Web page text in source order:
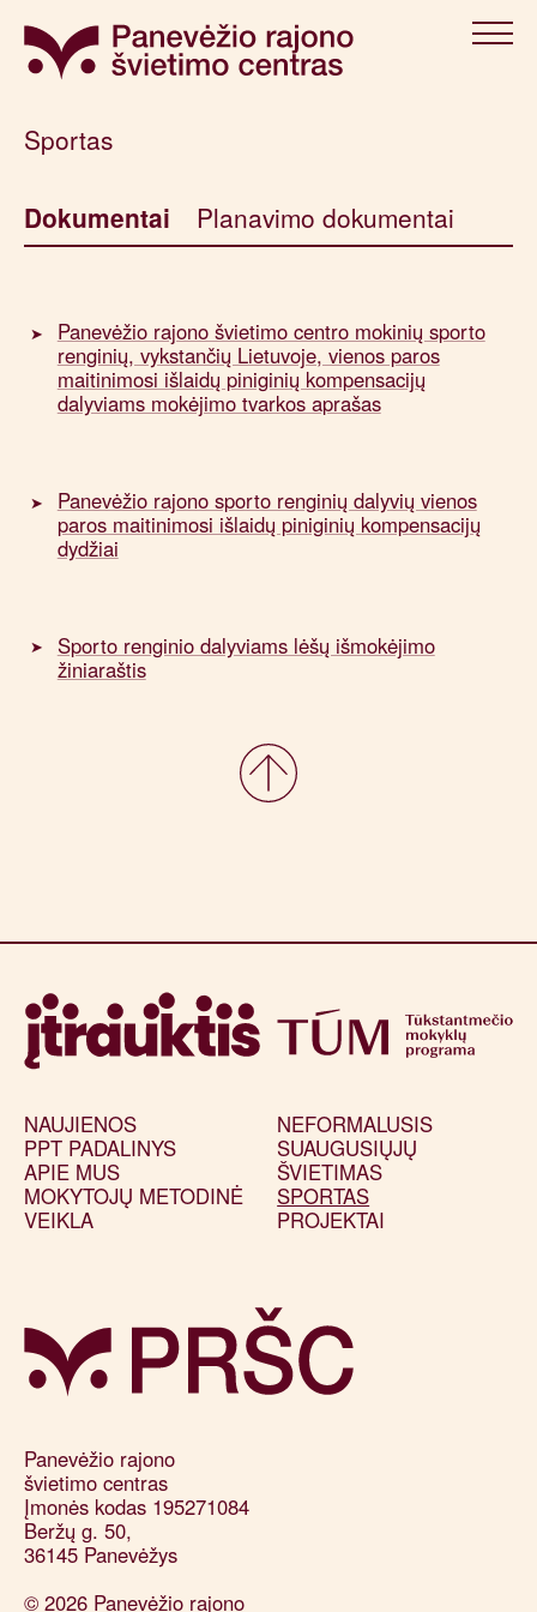
Sportas
Dokumentai Planavimo dokumentai
Panevėžio rajono švietimo centro mokinių sporto
renginių, vykstančių Lietuvoje, vienos paros
maitinimosi išlaidų piniginių kompensacijų
dalyviams mokėjimo tvarkos aprašas
Panevėžio rajono sporto renginių dalyvių vienos
paros maitinimosi išlaidų piniginių kompensacijų
dydžiai
Sporto renginio dalyviams lėšų išmokėjimo
žiniaraštis
Panevėžio rajono
švietimo centras
Įmonės kodas 195271084
Beržų g. 50,
36145 Panevėžys
NAUJIENOS
PPT PADALINYS
APIE MUS
MOKYTOJŲ METODINĖ
VEIKLA
NEFORMALUSIS
SUAUGUSIŲJŲ
ŠVIETIMAS
SPORTAS
PROJEKTAI
© 2026 Panevėžio rajono